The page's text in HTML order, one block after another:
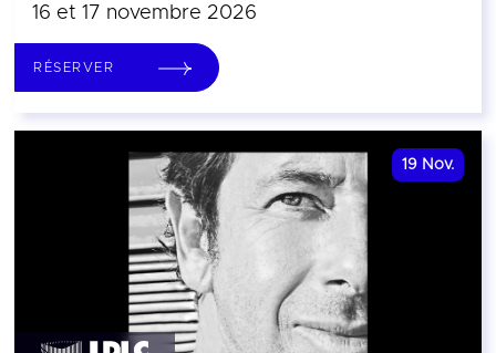
16 et 17 novembre 2026
RÉSERVER
19 Nov.